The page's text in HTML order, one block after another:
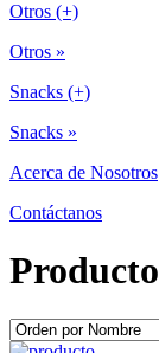
Otros (+)
Otros »
Snacks (+)
Snacks »
Acerca de Nosotros
Contáctanos